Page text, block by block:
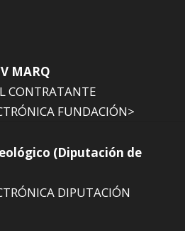
MARQ
CONTRATANTE
FUNDACIÓN>
(Diputación de
DIPUTACIÓN